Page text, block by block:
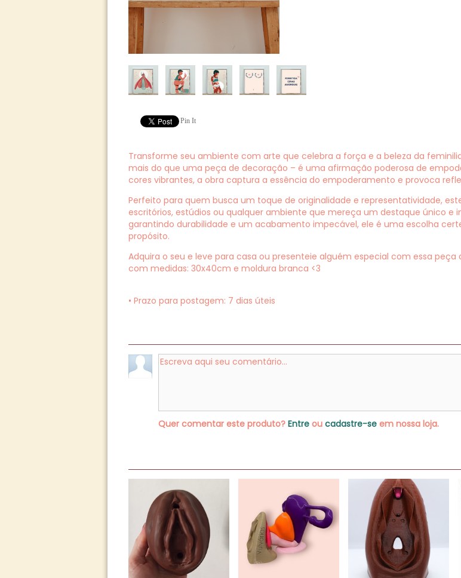
Pin It
Transforme seu ambiente com arte que celebra a força e a beleza da
mais do que uma peça de decoração – é uma afirmação poderosa de
cores vibrantes, a obra captura a essência do empoderamento e provoca
Perfeito para quem busca um toque de originalidade e representatividade,
escritórios, estúdios ou qualquer ambiente que mereça um destaque único e
garantindo durabilidade e um acabamento impecável, ele é uma escolha
propósito.
Adquira o seu e leve para casa ou presenteie alguém especial com essa
com medidas: 30x40cm e moldura branca <3
• Prazo para postagem: 7 dias úteis
Quer comentar este produto? Entreou cadastre-seem nossa loja.